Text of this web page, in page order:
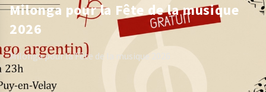
Milonga pour la Fête de la musique
2026
Milonga pour la Fête de la musique 2026